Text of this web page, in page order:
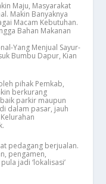
Maju, Masyarakat
Makin Banyaknya
Macam Kebutuhan.
Bahan Makanan
Yang Menjual Sayur-
Bumbu Dapur, Kian
pihak Pemkab,
berkurang
parkir maupun
dalam pasar, jauh
pedagang berjualan.
pengamen,
jadi ‘lokalisasi’